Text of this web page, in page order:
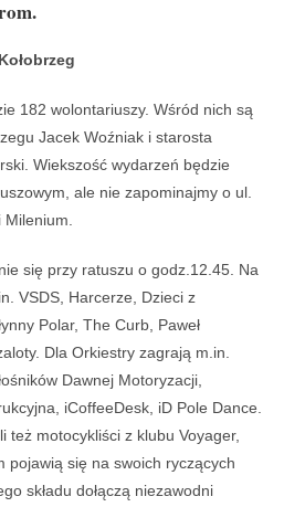
Kołobrzeg
182 wolontariuszy. Wśród nich są
Jacek Woźniak i starosta
Wiekszość wydarzeń będzie
ale nie zapominajmy o ul.
się przy ratuszu o godz.12.45. Na
VSDS, Harcerze, Dzieci z
Polar, The Curb, Paweł
Dla Orkiestry zagrają m.in.
Dawnej Motoryzacji,
iCoffeeDesk, iD Pole Dance.
też motocykliści z klubu Voyager,
pojawią się na swoich ryczących
składu dołączą niezawodni